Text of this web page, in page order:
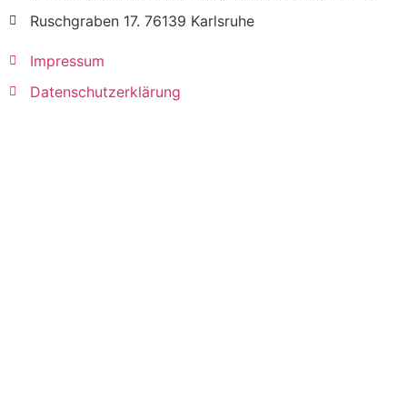
Ruschgraben 17. 76139 Karlsruhe
Impressum
Datenschutzerklärung